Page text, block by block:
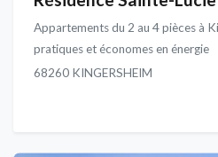
Appartements du 2 au 4 pièces à
pratiques et économes en énergie
68260 KINGERSHEIM